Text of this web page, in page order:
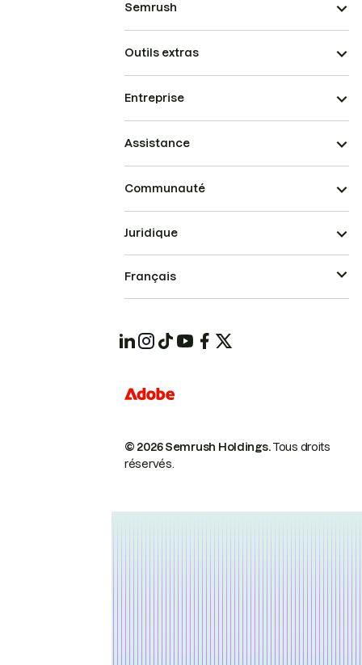
Semrush
Outils extras
Entreprise
Assistance
Communauté
© 2026 Semrush Holdings.Tous droits
réservés.
Juridique
Français